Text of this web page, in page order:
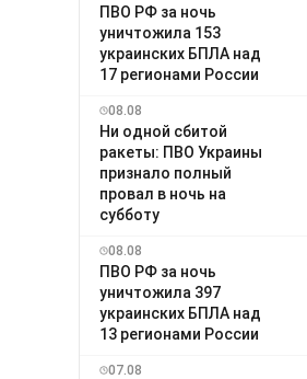
ПВО РФ за ночь
уничтожила 153
украинских БПЛА над
17 регионами России
08.08
Ни одной сбитой
ракеты: ПВО Украины
признало полный
провал в ночь на
субботу
08.08
ПВО РФ за ночь
уничтожила 397
украинских БПЛА над
13 регионами России
07.08